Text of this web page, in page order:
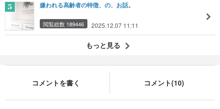
嫌われる高齢者の特徴、の、お話。
閲覧総数 189446 2025.12.07 11:11
もっと見る
コメントを書く コメント(10)